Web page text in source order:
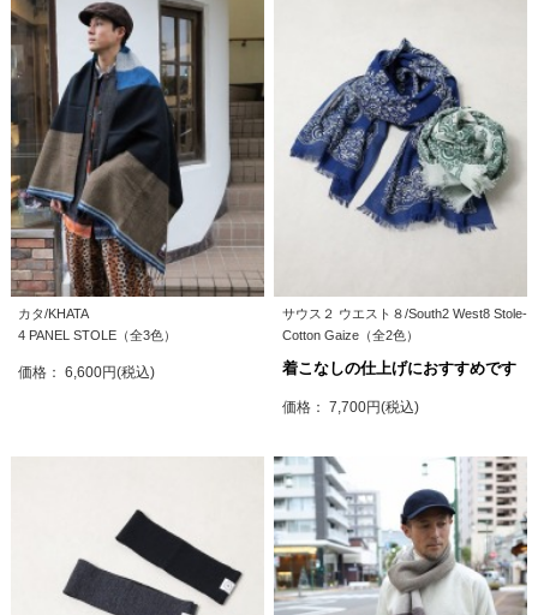
カタ/KHATA
4 PANEL STOLE（全3色）
価格： 6,600円(税込)
サウス２ ウエスト８/South2 West8 Stole-
Cotton Gaize（全2色）
着こなしの仕上げにおすすめです
価格： 7,700円(税込)